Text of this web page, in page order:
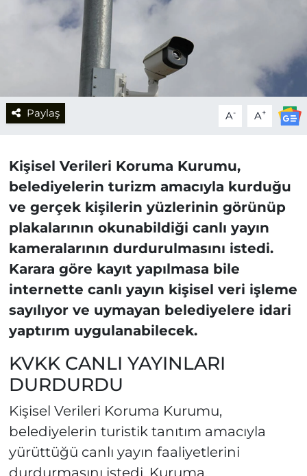
Paylaş A- A+
Kişisel Verileri Koruma Kurumu,
belediyelerin turizm amacıyla kurduğu
ve gerçek kişilerin yüzlerinin görünüp
plakalarının okunabildiği canlı yayın
kameralarının durdurulmasını istedi.
Karara göre kayıt yapılmasa bile
internette canlı yayın kişisel veri işleme
sayılıyor ve uymayan belediyelere idari
yaptırım uygulanabilecek.
KVKK CANLI YAYINLARI
DURDURDU
Kişisel Verileri Koruma Kurumu,
belediyelerin turistik tanıtım amacıyla
yürüttüğü canlı yayın faaliyetlerini